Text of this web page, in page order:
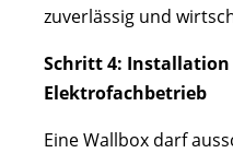
zuverlässig und
Schritt 4: Installation
Elektrofachbetrieb
Eine Wallbox darf